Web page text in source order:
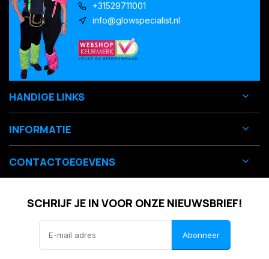
+31529711001
info@glowspecialist.nl
HANDIGE LINKS
INFORMATIE
CONTACTGEGEVENS
SCHRIJF JE IN VOOR ONZE NIEUWSBRIEF!
Abonneer